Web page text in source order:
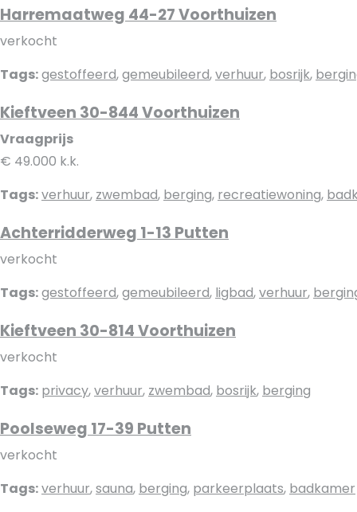
Harremaatweg 44-27 Voorthuizen
verkocht
Tags:gestoffeerd,gemeubileerd,verhuur, bosrijk,
Kieftveen 30-844 Voorthuizen
Vraagprijs
€ 49.000 k.k.
Tags:verhuur, zwembad, berging, recreatiewoning,
Achterridderweg 1-13 Putten
verkocht
Tags:gestoffeerd,gemeubileerd, ligbad,verhuur,
Kieftveen 30-814 Voorthuizen
verkocht
Tags: privacy,verhuur, zwembad, bosrijk, berging
Poolseweg 17-39 Putten
verkocht
Tags:verhuur,sauna, berging, parkeerplaats, badkamer